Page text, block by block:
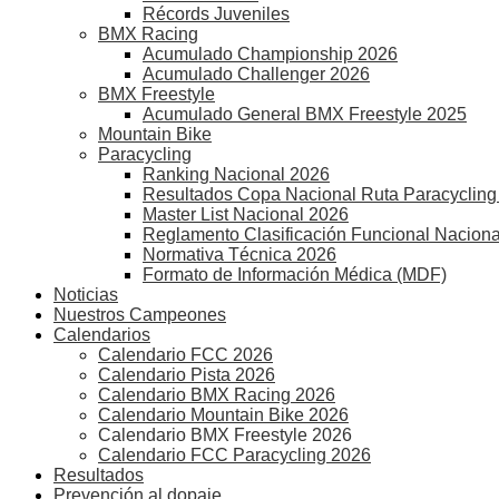
Récords Juveniles
BMX Racing
Acumulado Championship 2026
Acumulado Challenger 2026
BMX Freestyle
Acumulado General BMX Freestyle 2025
Mountain Bike
Paracycling
Ranking Nacional 2026
Resultados Copa Nacional Ruta
Master List Nacional 2026
Reglamento Clasificación Funcional Nacional
Normativa Técnica 2026
Formato de Información Médica (MDF)
Noticias
Nuestros Campeones
Calendarios
Calendario FCC 2026
Calendario Pista 2026
Calendario BMX Racing 2026
Calendario Mountain Bike 2026
Calendario BMX Freestyle 2026
Calendario FCC Paracycling 2026
Resultados
Prevención al dopaje